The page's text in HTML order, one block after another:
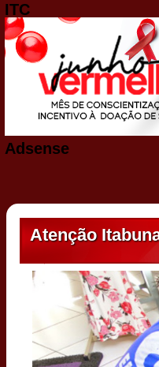
ITC
Adsense
Atenção